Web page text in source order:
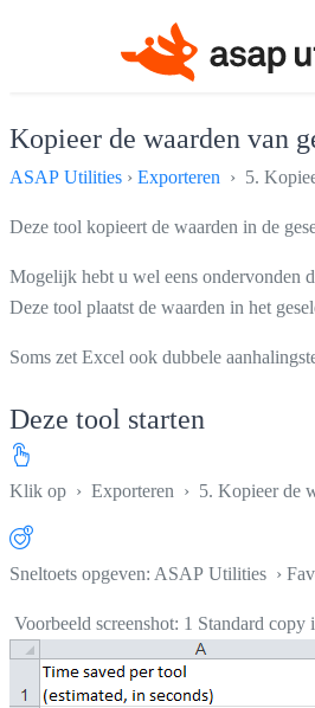
Kopieer de waarden van
ASAP Utilities › Exporteren › 5.
Deze tool kopieert de waarden in de
Mogelijk hebt u wel eens ondervonden
Deze tool plaatst de waarden in het
Soms zet Excel ook dubbele
Deze tool starten
Klik op › Exporteren › 5. Kopieer de
Sneltoets opgeven: ASAP Utilities ›
Voorbeeld screenshot: 1 Standard